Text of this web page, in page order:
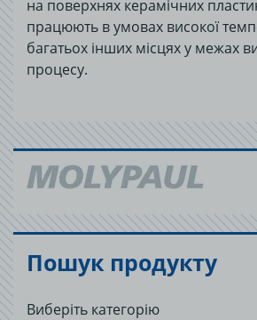
на поверхнях керамічних
працюють в умовах високої
багатьох інших місцях у межах
процесу.
Пошук продукту
Виберіть категорію